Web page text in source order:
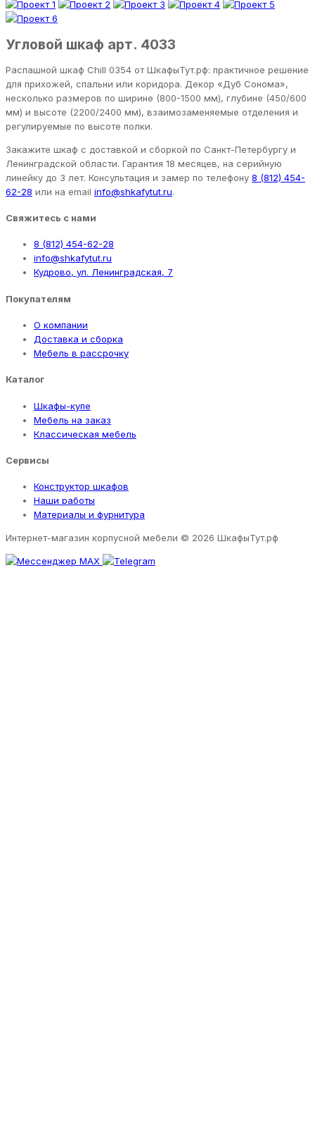
Угловой шкаф арт. 4033
Распашной шкаф Chill 0354 от ШкафыТут.рф: практичное решение
для прихожей, спальни или коридора. Декор «Дуб Сонома»,
несколько размеров по ширине (800-1500 мм), глубине (450/600
мм) и высоте (2200/2400 мм), взаимозаменяемые отделения и
регулируемые по высоте полки.
Закажите шкаф с доставкой и сборкой по Санкт-Петербургу и
Ленинградской области. Гарантия 18 месяцев, на серийную
линейку до 3 лет. Консультация и замер по телефону 8 (812) 454-
62-28 или на email info@shkafytut.ru.
Свяжитесь с нами
8 (812) 454-62-28
info@shkafytut.ru
Кудрово, ул. Ленинградская, 7
Покупателям
О компании
Доставка и сборка
Мебель в рассрочку
Каталог
Шкафы-купе
Мебель на заказ
Классическая мебель
Сервисы
Конструктор шкафов
Наши работы
Материалы и фурнитура
Интернет-магазин корпусной мебели © 2026 ШкафыТут.рф